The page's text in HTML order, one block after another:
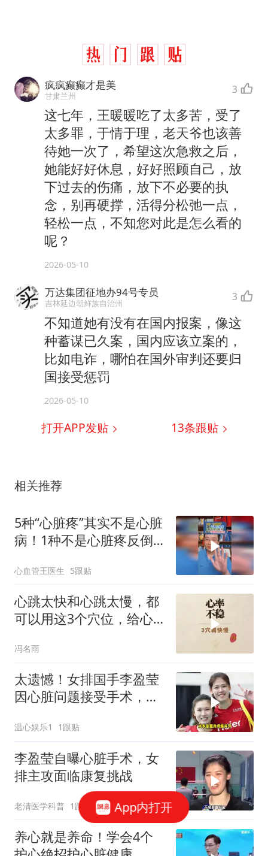
疯疯癫癫才是美
甘肃兰州 3
这七年，王暖暖吃了太多苦，受了
太多罪，于情于理，老天爷也该善
待她一次了，希望这次急救之后，
她能好好休息，好好照顾自己，放
下过去的伤痛，放下不必要的执
念，别再硬撑，活得分松弛一点，
轻松一点，不知您对此是怎么看的
呢？
2026-05-10
万达集团征地办94号专员
吉林延边朝鲜族自治州 3
不知道她有没有在国内报案，像这
种蓄谋已久案，国内应该立案的，
比如电诈，哪怕在国外审判还要归
国接受惩罚
2026-05-10
打开APP发贴 13条跟贴
相关推荐
5种“心脏疼”其实不是心脏
病！1种不是心脏疼反倒
心血管王医生 5跟贴
心跳太快和心跳太慢，都
可以用这3个穴位，给心
冯名雨
太遗憾！女排国手李盈莹
因心脏问题接受手术，确
温心娱乐1 1跟贴
李盈莹自曝心脏手术，女
排主攻面临康复挑战
老淸医学科普 1跟贴
养心就是养命！学会4个
App内打开